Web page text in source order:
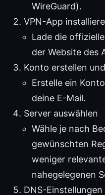
WireGuard).
VPN-App
Lade die
der Website des
Konto erstellen
Erstelle ein
deine E-Mail.
Server auswählen
Wähle je nach
gewünschten
weniger
nahegelegenen
DNS-